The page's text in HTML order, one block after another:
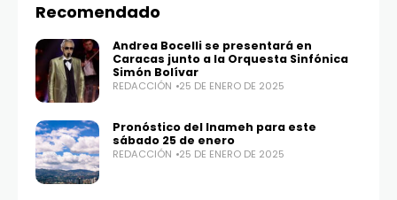
Twitter
100,0 25,1K
Recomendado
Andrea Bocelli se presentará en
Caracas junto a la Orquesta Sinfónica
Simón Bolívar
REDACCIÓN 25 DE ENERO DE 2025
Pronóstico del Inameh para este
sábado 25 de enero
REDACCIÓN 25 DE ENERO DE 2025